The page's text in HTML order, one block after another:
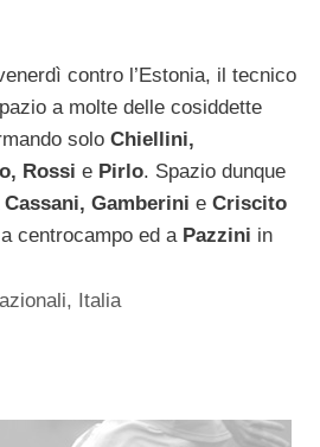
contro l’Estonia, il tecnico
a molte delle cosiddette
solo Chiellini,
Rossi e Pirlo. Spazio dunque
Cassani, Gamberini e Criscito
centrocampo ed aPazzini in
, Italia